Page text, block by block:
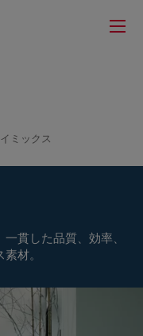
ミックス
貫した品質、効率、
材。